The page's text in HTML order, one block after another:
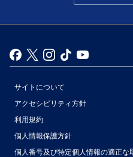
サイトについて
アクセシビリティ方針
利用規約
個人情報保護方針
個人番号及び特定個人情報の適正